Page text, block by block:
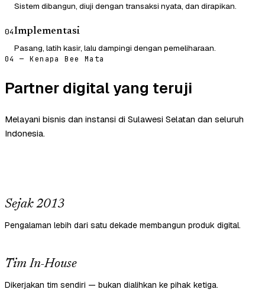
Sistem dibangun, diuji dengan transaksi nyata, dan dirapikan.
04Implementasi
Pasang, latih kasir, lalu dampingi dengan pemeliharaan.
04 — Kenapa Bee Mata
Partner digital yang teruji
Melayani bisnis dan instansi di Sulawesi Selatan dan seluruh
Indonesia.
Sejak 2013
Pengalaman lebih dari satu dekade membangun produk digital.
Tim In-House
Dikerjakan tim sendiri — bukan dialihkan ke pihak ketiga.